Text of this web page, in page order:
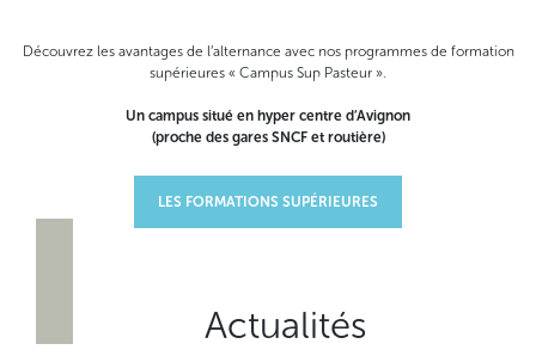
Découvrez les avantages de l’alternance avec nos programmes de formation
supérieures « Campus Sup Pasteur ».
Un campus situé en hyper centre d’Avignon
(proche des gares SNCF et routière)
LES FORMATIONS SUPÉRIEURES
Actualités